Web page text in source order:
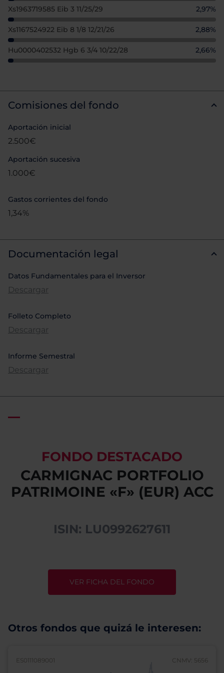
Xs1963719585 Eib 3 11/25/29 2,97%
Xs1167524922 Eib 8 1/8 12/21/26 2,88%
Hu0000402532 Hgb 6 3/4 10/22/28 2,66%
Comisiones del fondo
Aportación inicial
2.500€
Aportación sucesiva
1.000€
Gastos corrientes del fondo
1,34%
Documentación legal
Datos Fundamentales para el Inversor
Descargar
Folleto Completo
Descargar
Informe Semestral
Descargar
FONDO DESTACADO
CARMIGNAC PORTFOLIO
PATRIMOINE «F» (EUR) ACC
ISIN: LU0992627611
VER FICHA DEL FONDO
Otros fondos que quizá le interesen:
ES0111089001 CNMV: 5656